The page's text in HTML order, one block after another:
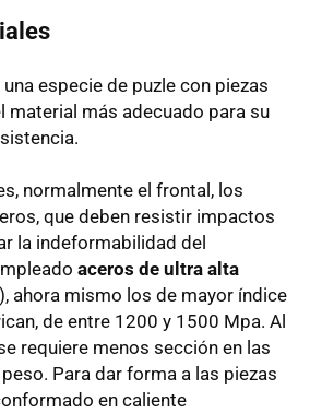
una especie de puzle con piezas
material más adecuado para su
normalmente el frontal, los
que deben resistir impactos
la indeformabilidad del
aceros de ultra alta
ahora mismo los de mayor índice
de entre 1200 y 1500 Mpa. Al
requiere menos sección en las
Para dar forma a las piezas
en caliente